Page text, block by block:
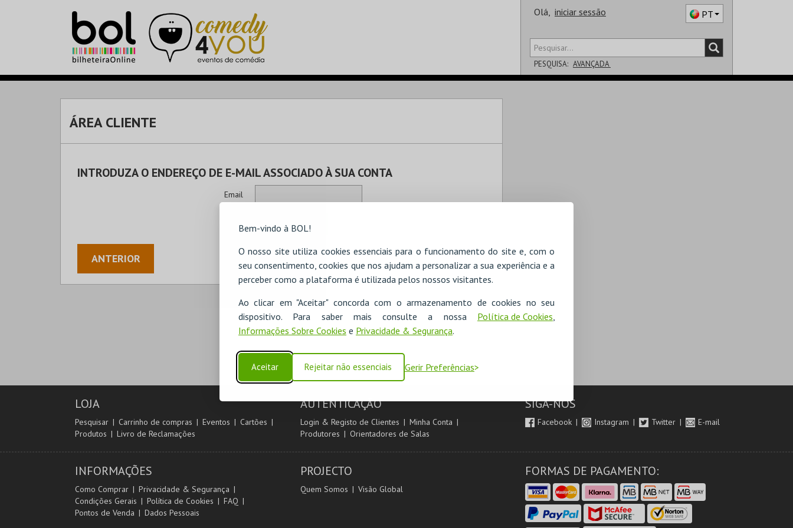
Bem-vindo à BOL!
O nosso site utiliza cookies essenciais para o funcionamento do site e, com o
seu consentimento, cookies que nos ajudam a personalizar a sua experiência e a
perceber como a plataforma é utilizada pelos nossos visitantes.
Ao clicar em "Aceitar" concorda com o armazenamento de cookies no seu
dispositivo. Para saber mais consulte a nossa Política de Cookies,
Informações Sobre Cookies e Privacidade & Segurança.
Aceitar Rejeitar não essenciais Gerir Preferências
Olá, iniciar sessão PT
PESQUISA: AVANÇADA
ÁREA CLIENTE
INTRODUZA O ENDEREÇO DE E-MAIL ASSOCIADO À SUA CONTA
Email
ANTERIOR
LOJA
Pesquisar Carrinho de compras Eventos
Cartões
Produtos
Livro de Reclamações
AUTENTICAÇÃO
Login & Registo de Clientes
Minha Conta
Produtores
Orientadores de Salas
SIGA-NOS
Facebook Instagram Twitter E-mail
INFORMAÇÕES
Como Comprar
Privacidade & Segurança
Condições Gerais
Política de Cookies
FAQ
Pontos de Venda
Dados Pessoais
PROJECTO
Quem Somos Visão Global
FORMAS DE PAGAMENTO: